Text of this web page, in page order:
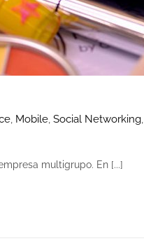
, Mobile, Social Networking,
multigrupo. En [...]